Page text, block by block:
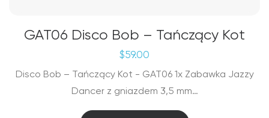
GAT06 Disco Bob – Tańczący Kot
$59.00
Disco Bob – Tańczący Kot - GAT06 1x Zabawka Jazzy
Dancer z gniazdem 3,5 mm…